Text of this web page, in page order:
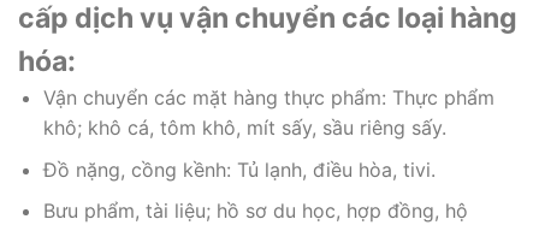
cấp dịch vụ vận chuyển các loại hàng
hóa:
Vận chuyển các mặt hàng thực phẩm: Thực phẩm
khô; khô cá, tôm khô, mít sấy, sầu riêng sấy.
Đồ nặng, cồng kềnh: Tủ lạnh, điều hòa, tivi.
Bưu phẩm, tài liệu; hồ sơ du học, hợp đồng, hộ